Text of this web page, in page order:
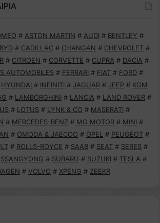
# ASTON MARTIN # AUDI # BENTLEY #
BYD # CADILLAC # CHANGAN # CHEVROLET #
# CITROEN # CORVETTE # CUPRA # DACIA #
AUTOMOBILES # FERRARI # FIAT # FORD #
HYUNDAI # INFINITI # JAGUAR # JEEP # KGM
# LAMBORGHINI # LANCIA # LAND ROVER #
# LOTUS # LYNK & CO # MASERATI #
# MERCEDES-BENZ # MG MOTOR # MINI #
# OMODA & JAECOO # OPEL # PEUGEOT #
# ROLLS-ROYCE # SAAB # SEAT # SERES #
SSANGYONG # SUBARU # SUZUKI # TESLA #
# VOLVO # XPENG # ZEEKR